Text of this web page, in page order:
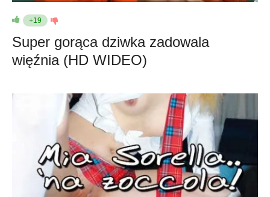
+19
Super gorąca dziwka zadowala
więźnia (HD WIDEO)